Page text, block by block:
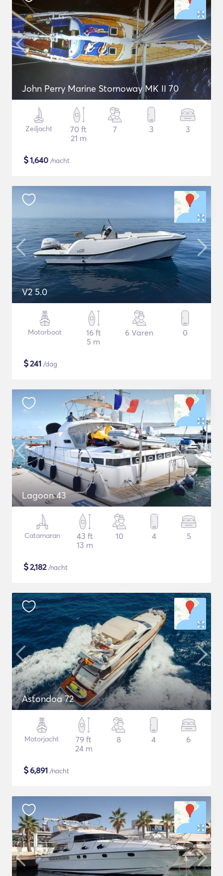
John Perry Marine Stornoway MK II 70
Zeiljacht
70 ft
21 m
7 3 3
$1,640 /nacht
V2 5.0
Motorboot
16 ft
5 m
6 Varen 0
$241 /dag
Lagoon 43
Catamaran
43 ft
13 m
10 4 5
$2,182/nacht
Astondoa 72
Motorjacht
79 ft
24 m
8 4 6
$6,891 /nacht